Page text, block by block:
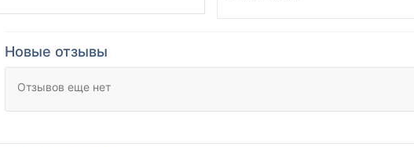
Новые отзывы
Отзывов еще нет